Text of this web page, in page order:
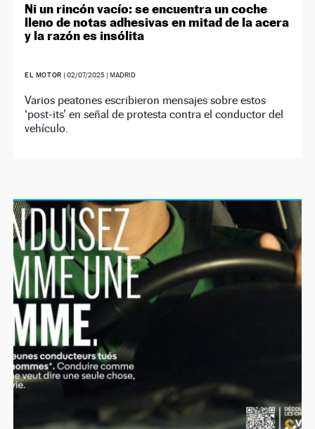
Ni un rincón vacío: se encuentra un coche
lleno de notas adhesivas en mitad de la acera
y la razón es insólita
EL MOTOR | 02/07/2025| MADRID
Varios peatones escribieron mensajes sobre estos
‘post-its’ en señal de protesta contra el conductor del
vehículo.